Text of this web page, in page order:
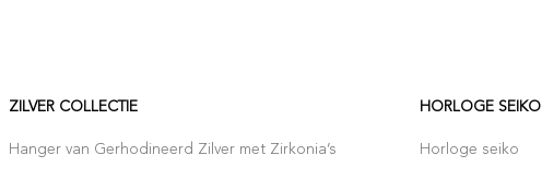
ZILVER COLLECTIE
Hanger van Gerhodineerd Zilver met Zirkonia’s
HORLOGE SEIKO
Horloge seiko